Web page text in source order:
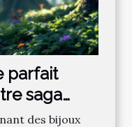
parfait
saga
? des bijoux